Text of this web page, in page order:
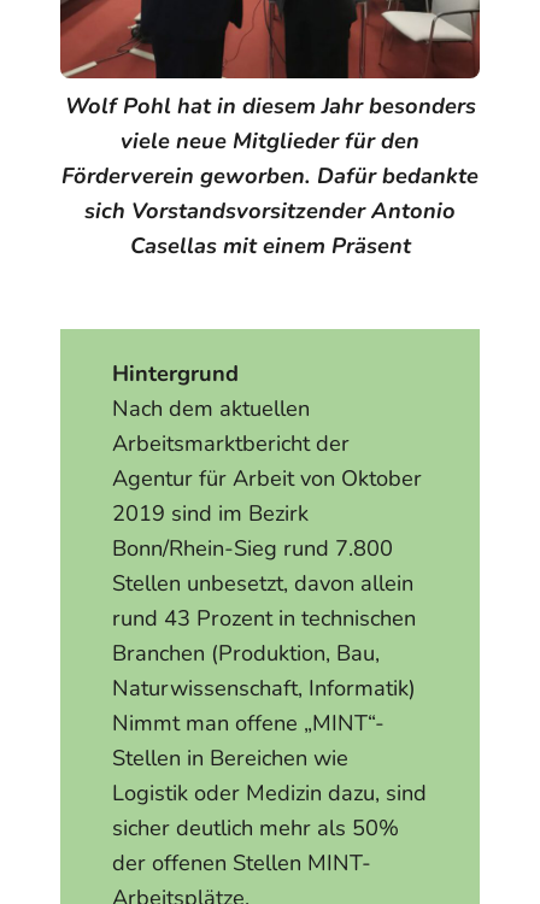
Wolf Pohl hat in diesem Jahr besonders
viele neue Mitglieder für den
Förderverein geworben. Dafür bedankte
sich Vorstandsvorsitzender Antonio
Casellas mit einem Präsent
Hintergrund
Nach dem aktuellen
Arbeitsmarktbericht der
Agentur für Arbeit von Oktober
2019 sind im Bezirk
Bonn/Rhein-Sieg rund 7.800
Stellen unbesetzt, davon allein
rund 43 Prozent in technischen
Branchen (Produktion, Bau,
Naturwissenschaft, Informatik)
Nimmt man offene „MINT“-
Stellen in Bereichen wie
Logistik oder Medizin dazu, sind
sicher deutlich mehr als 50%
der offenen Stellen MINT-
Arbeitsplätze.